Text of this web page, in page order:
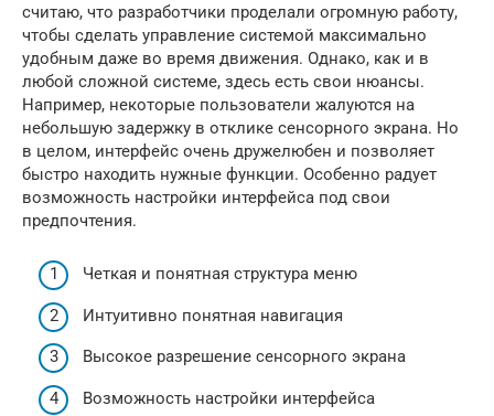
считаю, что разработчики проделали огромную работу,
чтобы сделать управление системой максимально
удобным даже во время движения. Однако, как и в
любой сложной системе, здесь есть свои нюансы.
Например, некоторые пользователи жалуются на
небольшую задержку в отклике сенсорного экрана. Но
в целом, интерфейс очень дружелюбен и позволяет
быстро находить нужные функции. Особенно радует
возможность настройки интерфейса под свои
предпочтения.
Четкая и понятная структура меню
Интуитивно понятная навигация
Высокое разрешение сенсорного экрана
Возможность настройки интерфейса